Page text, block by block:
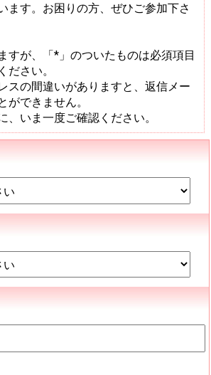
ます。お困りの方、ぜひご参加下さ
すが、「*」のついたものは必須項目
ださい。
スの間違いがありますと、返信メー
ができません。
、いま一度ご確認ください。